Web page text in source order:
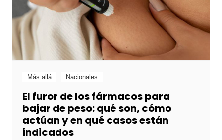
Más allá Nacionales
El furor de los fármacos para
bajar de peso: qué son, cómo
actúan y en qué casos están
indicados